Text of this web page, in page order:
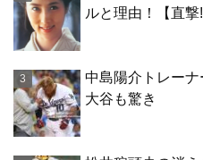
ルと理由！【直撃
中島陽介トレー
大谷も驚き